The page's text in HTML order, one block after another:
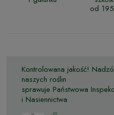
od
Kontrolowana jakość!
naszych roślin
sprawuje Państwowa
i Nasiennictwa